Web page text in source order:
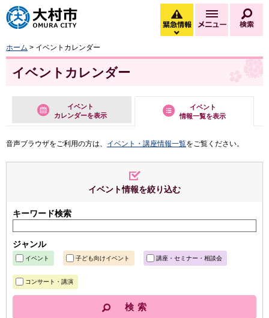
大村市
緊急情報
緊急情報を開く
メニュー
ホーム > イベントカレンダー
イベントカレンダー
イベント
カレンダーを表示
イベント
情報一覧を表示
音声ブラウザをご利用の方は、 イベント・講座情報一覧をご覧ください。
イベント情報を絞り込む
キーワード検索
ジャンル
イベント 子ども向けイベント 講座・セミナー・相談会
コンサート・講演